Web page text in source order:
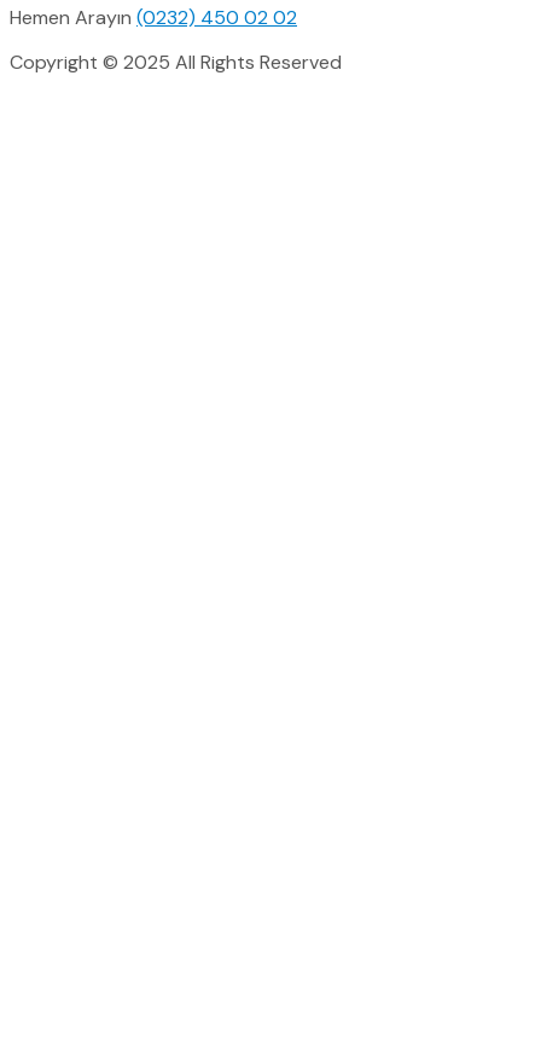
Hemen Arayın (0232) 450 02 02
Copyright © 2025 All Rights Reserved